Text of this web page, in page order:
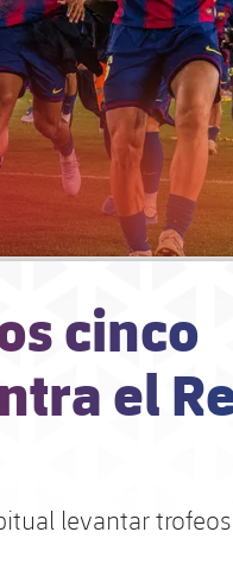
cinco
el
levantar trofeos